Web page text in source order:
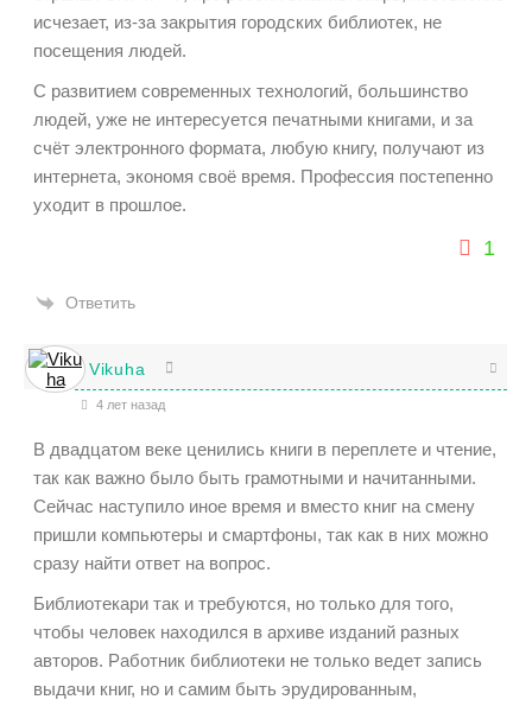
исчезает, из-за закрытия городских библиотек, не
посещения людей.
С развитием современных технологий, большинство
людей, уже не интересуется печатными книгами, и за
счёт электронного формата, любую книгу, получают из
интернета, экономя своё время. Профессия постепенно
уходит в прошлое.
1
Ответить
Vikuha
4 лет назад
В двадцатом веке ценились книги в переплете и чтение,
так как важно было быть грамотными и начитанными.
Сейчас наступило иное время и вместо книг на смену
пришли компьютеры и смартфоны, так как в них можно
сразу найти ответ на вопрос.
Библиотекари так и требуются, но только для того,
чтобы человек находился в архиве изданий разных
авторов. Работник библиотеки не только ведет запись
выдачи книг, но и самим быть эрудированным,